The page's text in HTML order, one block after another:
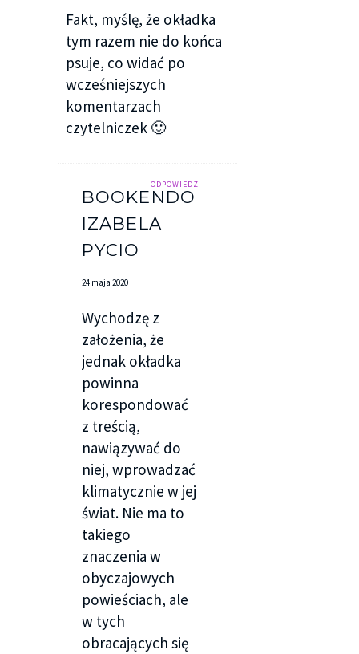
Fakt, myślę, że okładka
tym razem nie do końca
psuje, co widać po
wcześniejszych
komentarzach
czytelniczek 🙂
ODPOWIEDZ
BOOKENDORFINA
IZABELA
PYCIO
24 maja 2020
Wychodzę z
założenia, że
jednak okładka
powinna
korespondować
z treścią,
nawiązywać do
niej, wprowadzać
klimatycznie w jej
świat. Nie ma to
takiego
znaczenia w
obyczajowych
powieściach, ale
w tych
obracających się